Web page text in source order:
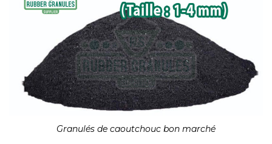
Granulés de caoutchouc bon marché